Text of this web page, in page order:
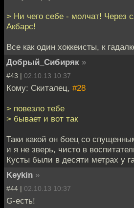
> Ни чего себе - молчат! Через
Акбарс!
Все как один хоккеисты, к
Добрый_Сибиряк »
#43 | 02.10.13 10:37
Кому: Скиталец, #28
> повезло тебе
> бывает и вот так
Таки какой он боец со
и я не зверь, чисто в
Кусты были в десяти метрах у
Keykin »
#44 | 02.10.13 10:37
G-есть!